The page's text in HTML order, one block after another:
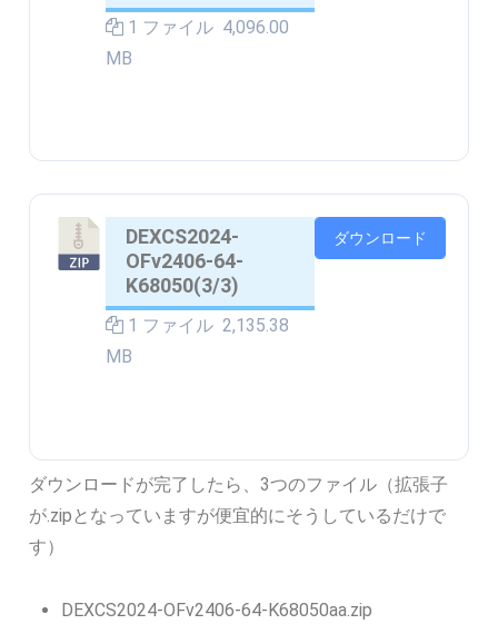
1 ファイル 4,096.00
MB
DEXCS2024-
OFv2406-64-
K68050(3/3)
1 ファイル 2,135.38
MB
ダウンロード
ダウンロードが完了したら、3つのファイル（拡張子
が.zipとなっていますが便宜的にそうしているだけで
す）
DEXCS2024-OFv2406-64-K68050aa.zip